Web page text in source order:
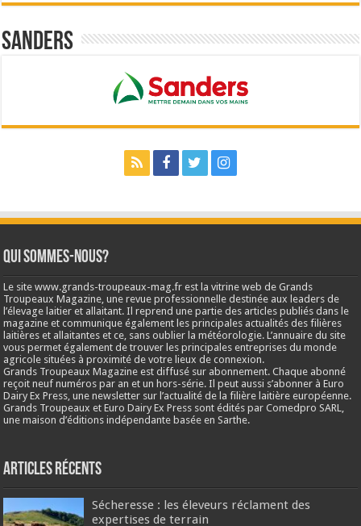
Sanders
Qui sommes-nous?
Le site www.grands-troupeaux-mag.fr est la vitrine web de Grands
Troupeaux Magazine, une revue professionnelle destinée aux leaders de
l’élevage laitier et allaitant. Il reprend une partie des articles publiés dans le
magazine et communique également les principales actualités des filières
laitières et allaitantes et ce, sans oublier la météorologie. L’annuaire du site
vous permet également de trouver les principales entreprises du monde
agricole situées à proximité de votre lieux de connexion.
Grands Troupeaux Magazine est diffusé sur abonnement. Chaque abonné
reçoit neuf numéros par an et un hors-série. Il peut aussi s’abonner à Euro
Dairy Ex Press, une newsletter sur l’actualité de la filière laitière européenne.
Grands Troupeaux et Euro Dairy Ex Press sont édités par Comedpro SARL,
une maison d’éditions indépendante basée en Sarthe.
Articles récents
Sécheresse : les éleveurs réclament des
expertises de terrain